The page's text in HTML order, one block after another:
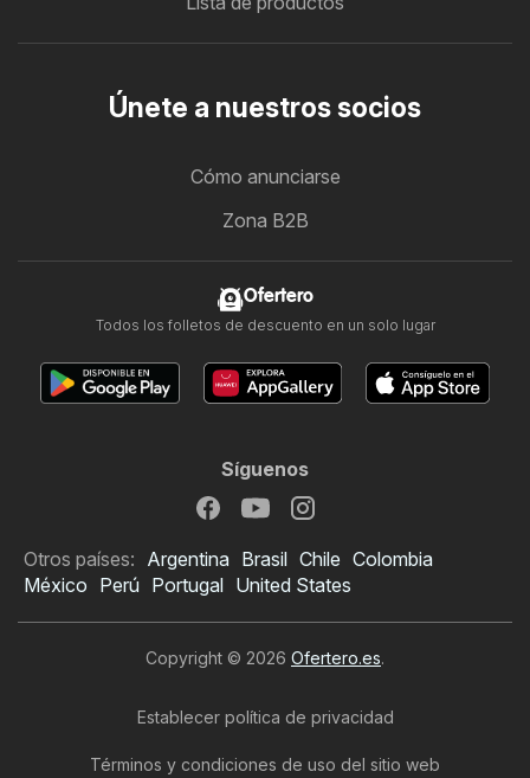
Únete a nuestros socios
Cómo anunciarse
Zona B2B
Ofertero
Todos los folletos de descuento en un solo lugar
Síguenos
Otros países: Argentina Brasil Chile Colombia
México Perú Portugal United States
Copyright © 2026 Ofertero.es.
Establecer política de privacidad
Términos y condiciones de uso del sitio web